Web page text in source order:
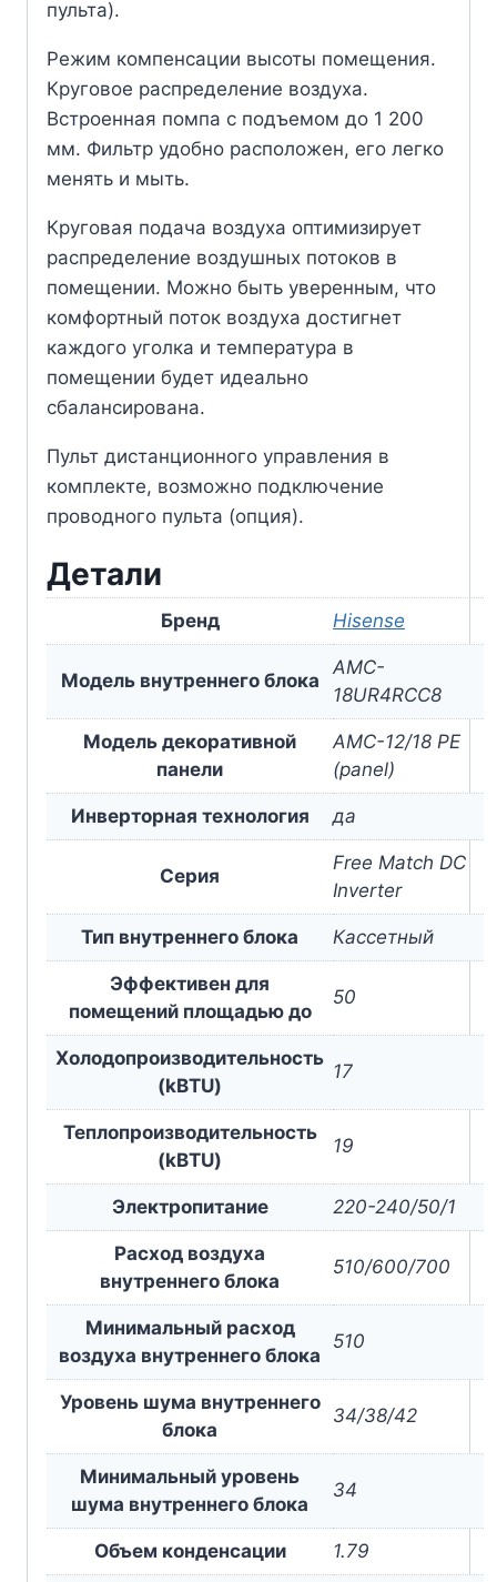
пульта).
Режим компенсации высоты помещения.
Круговое распределение воздуха.
Встроенная помпа с подъемом до 1 200
мм. Фильтр удобно расположен, его легко
менять и мыть.
Круговая подача воздуха оптимизирует
распределение воздушных потоков в
помещении. Можно быть уверенным, что
комфортный поток воздуха достигнет
каждого уголка и температура в
помещении будет идеально
сбалансирована.
Пульт дистанционного управления в
комплекте, возможно подключение
проводного пульта (опция).
Детали
Бренд Hisense
Модель внутреннего блока
AMC-
18UR4RCC8
Модель декоративной
панели
AMC-12/18 PE
(panel)
Инверторная технология да
Серия
Free Match DC
Inverter
Тип внутреннего блока Кассетный
Эффективен для
помещений площадью до
50
Холодопроизводительность
(kBTU)
17
Теплопроизводительность
(kBTU)
19
Электропитание 220-240/50/1
Расход воздуха
внутреннего блока
510/600/700
Минимальный расход
воздуха внутреннего блока
510
Уровень шума внутреннего
блока
34/38/42
Минимальный уровень
шума внутреннего блока
34
Объем конденсации 1.79